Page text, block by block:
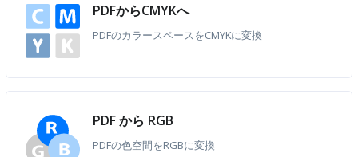
PDFからCMYKへ
PDFのカラースペースをCMYKに変換
PDF から RGB
PDFの色空間をRGBに変換